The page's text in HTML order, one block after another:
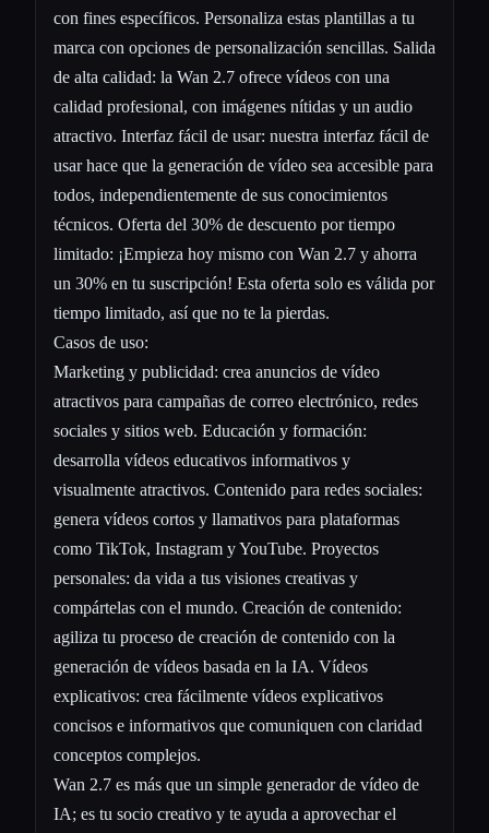
con fines específicos. Personaliza estas plantillas a tu
marca con opciones de personalización sencillas. Salida
de alta calidad: la Wan 2.7 ofrece vídeos con una
calidad profesional, con imágenes nítidas y un audio
atractivo. Interfaz fácil de usar: nuestra interfaz fácil de
usar hace que la generación de vídeo sea accesible para
todos, independientemente de sus conocimientos
técnicos. Oferta del 30% de descuento por tiempo
limitado: ¡Empieza hoy mismo con Wan 2.7 y ahorra
un 30% en tu suscripción! Esta oferta solo es válida por
tiempo limitado, así que no te la pierdas.
Casos de uso:
Marketing y publicidad: crea anuncios de vídeo
atractivos para campañas de correo electrónico, redes
sociales y sitios web. Educación y formación:
desarrolla vídeos educativos informativos y
visualmente atractivos. Contenido para redes sociales:
genera vídeos cortos y llamativos para plataformas
como TikTok, Instagram y YouTube. Proyectos
personales: da vida a tus visiones creativas y
compártelas con el mundo. Creación de contenido:
agiliza tu proceso de creación de contenido con la
generación de vídeos basada en la IA. Vídeos
explicativos: crea fácilmente vídeos explicativos
concisos e informativos que comuniquen con claridad
conceptos complejos.
Wan 2.7 es más que un simple generador de vídeo de
IA; es tu socio creativo y te ayuda a aprovechar el